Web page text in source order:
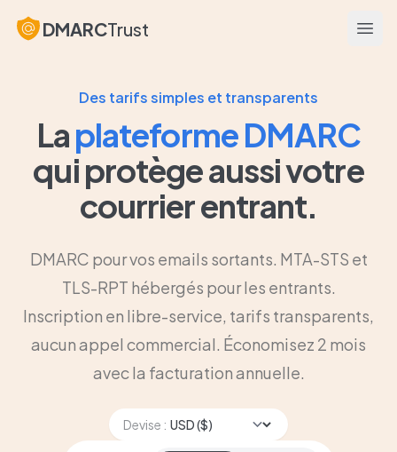
DMARCTrust
Des tarifs simples et transparents
Laplateforme DMARC
qui protège aussi votre
courrier entrant.
DMARC pour vos emails sortants. MTA-STS et
TLS-RPT hébergés pour les entrants.
Inscription en libre-service, tarifs transparents,
aucun appel commercial. Économisez 2 mois
avec la facturation annuelle.
Devise :